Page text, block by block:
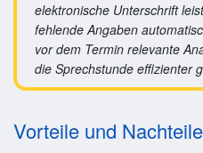
elektronische Unterschrift
fehlende Angaben
vor dem Termin relevante
die Sprechstunde effizienter
Vorteile und Nachteile